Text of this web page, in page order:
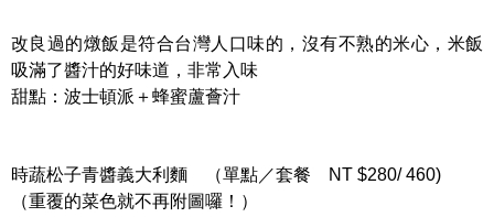
改良過的燉飯是符合台灣人口味的，沒有不熟的米心，米飯
吸滿了醬汁的好味道，非常入味
甜點：波士頓派＋蜂蜜蘆薈汁
時蔬松子青醬義大利麵 （單點／套餐 NT $280/ 460)
（重覆的菜色就不再附圖囉！）